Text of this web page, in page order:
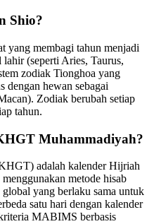
Shio?
yang membagi tahun menjadi
lahir (seperti Aries, Taurus,
zodiak Tionghoa yang
dengan hewan sebagai
Zodiak berubah setiap
tahun.
Muhammadiyah?
adalah kalender Hijriah
metode hisab
yang berlaku sama untuk
satu hari dengan kalender
MABIMS berbasis